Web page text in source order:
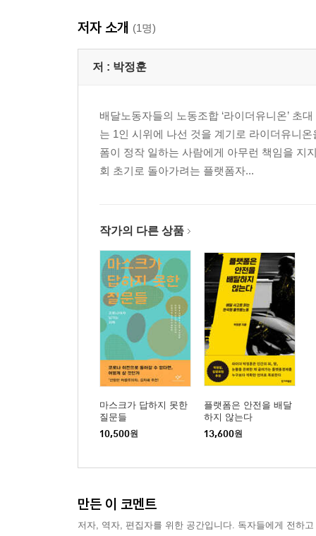
나가며 · 알고리즘이라는 신
저자 소개 (1명)
저 : 박정훈
배달노동자들의 노동조합 ‘라이더유니온’ 초
는 1인 시위에 나선 것을 계기로 라이더유니
폼이 정작 일하는 사람에게 아무런 책임을 지
회 초기로 돌아가려는 플랫폼자...
작가의 다른 상품
마스크가 답하지 못한
질문들
10,500원
플랫폼은 안전을 배달
하지 않는다
13,600원
만든 이 코멘트
저자, 역자, 편집자를 위한 공간입니다. 독자들에게 전하